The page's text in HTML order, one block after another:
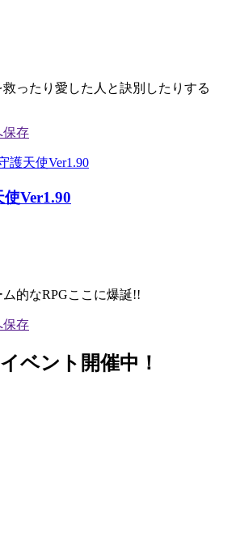
ったり愛した人と訣別したりする
Ver1.90
的なRPGここに爆誕!!
ベント開催中！